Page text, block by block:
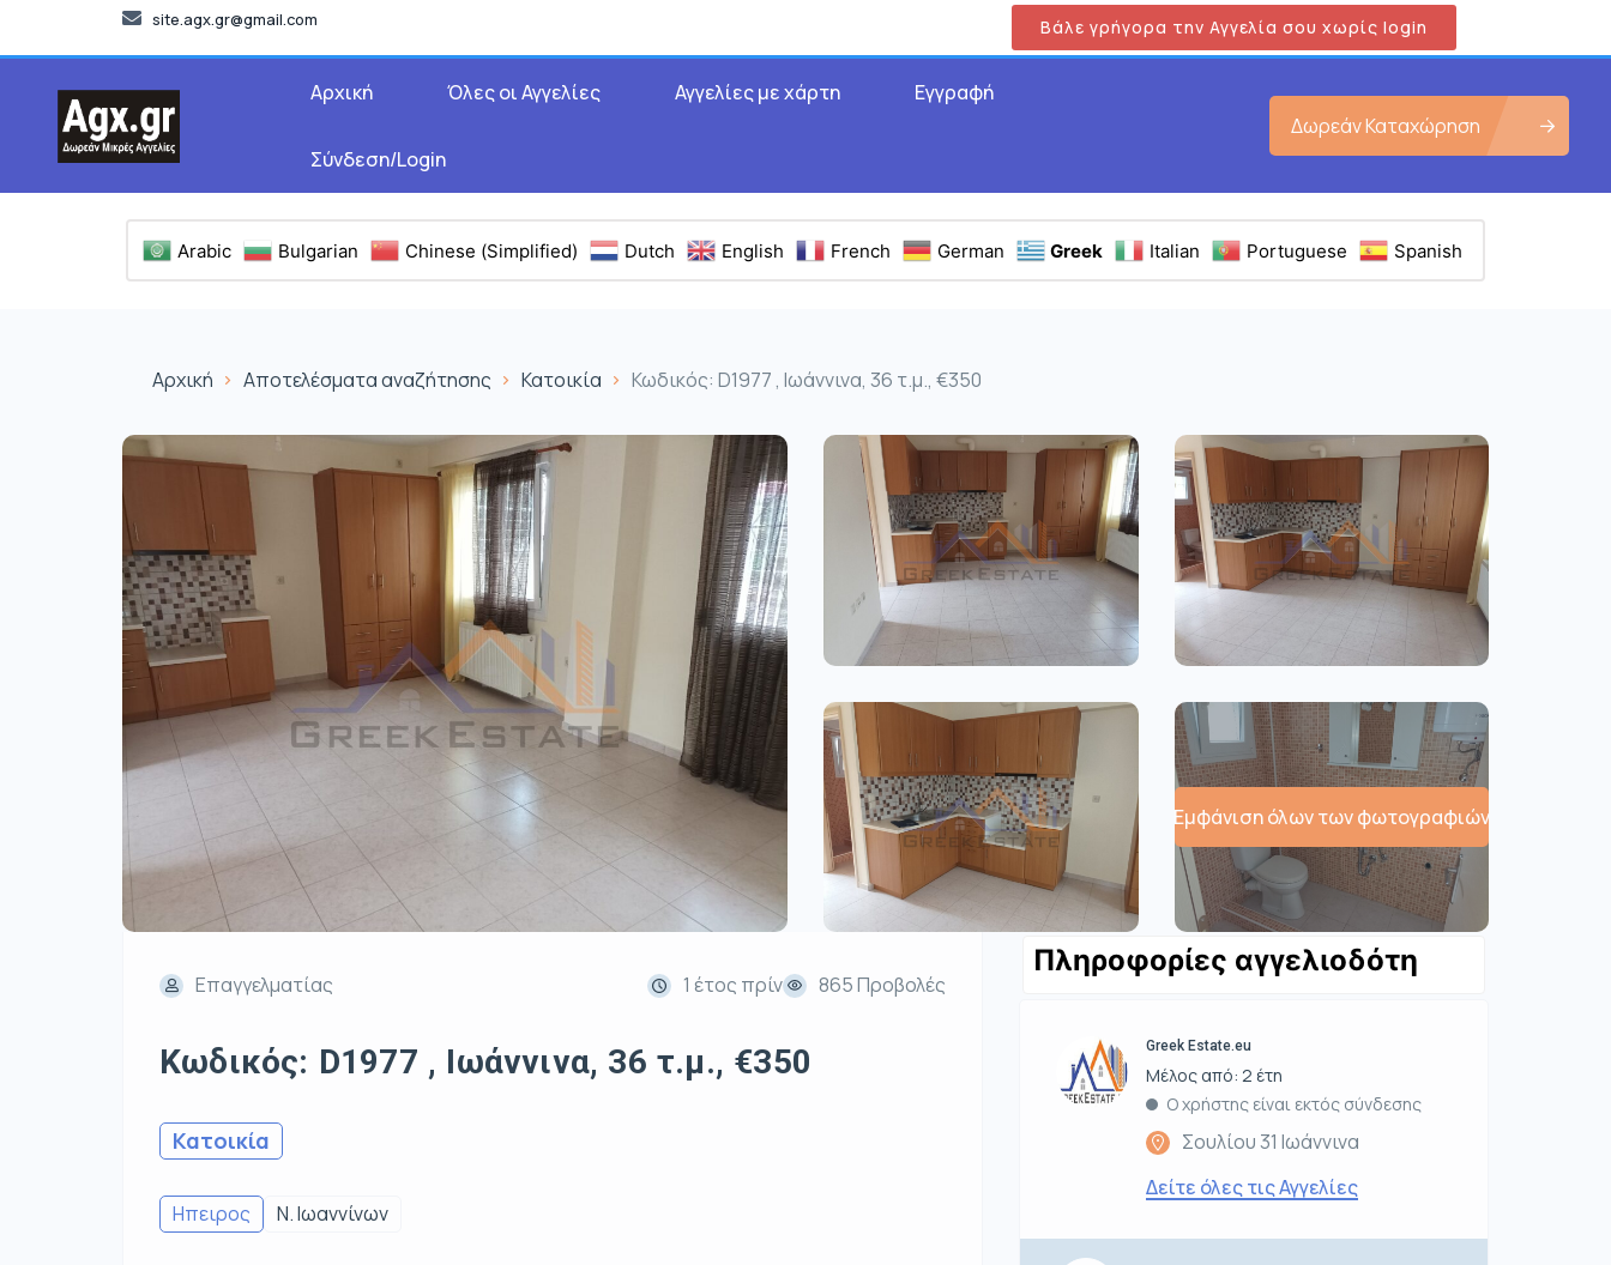
site.agx.gr@gmail.com Βάλε γρήγορα την Αγγελία σου χωρίς login
Αρχική Όλες οι Αγγελίες Αγγελίες με χάρτη Εγγραφή
Σύνδεση/Login
Δωρεάν Καταχώρηση
Arabic Bulgarian Chinese (Simplified) Dutch English French German Greek Italian Portuguese Spanish
Αρχική Αποτελέσματα αναζήτησης Κατοικία Κωδικός: D1977 , Ιωάννινα, 36 τ.μ., €350
Εμφάνιση όλων των φωτογραφιών
Επαγγελματίας 1 έτος πρίν 865 Προβολές
Κωδικός: D1977 , Ιωάννινα, 36 τ.μ., €350
Κατοικία
Ηπειρος Ν. Ιωαννίνων
Πληροφορίες αγγελιοδότη
Greek Estate.eu
Μέλος από: 2 έτη
Ο χρήστης είναι εκτός σύνδεσης
Σουλίου 31 Ιωάννινα
Δείτε όλες τις Αγγελίες